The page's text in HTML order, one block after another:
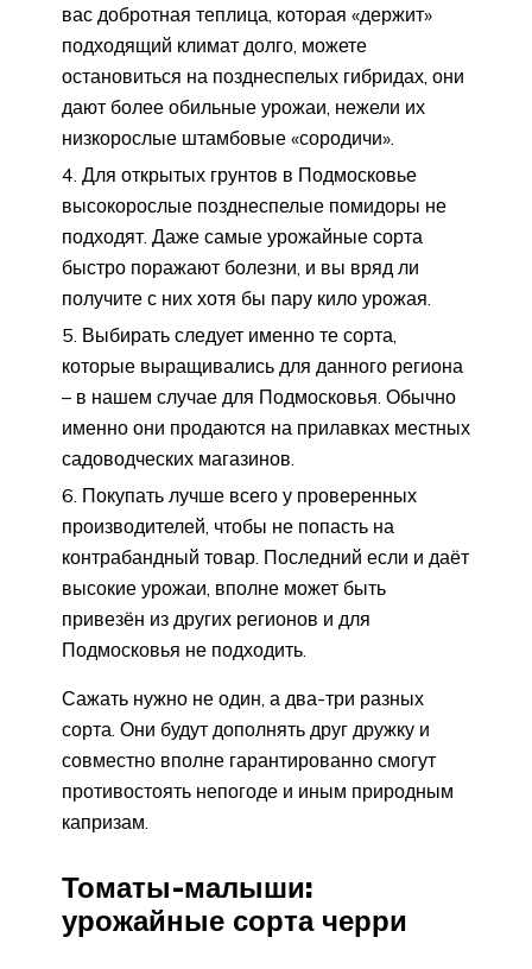
вас добротная теплица, которая «держит»
подходящий климат долго, можете
остановиться на позднеспелых гибридах, они
дают более обильные урожаи, нежели их
низкорослые штамбовые «сородичи».
Для открытых грунтов в Подмосковье
высокорослые позднеспелые помидоры не
подходят. Даже самые урожайные сорта
быстро поражают болезни, и вы вряд ли
получите с них хотя бы пару кило урожая.
Выбирать следует именно те сорта,
которые выращивались для данного региона
– в нашем случае для Подмосковья. Обычно
именно они продаются на прилавках местных
садоводческих магазинов.
Покупать лучше всего у проверенных
производителей, чтобы не попасть на
контрабандный товар. Последний если и даёт
высокие урожаи, вполне может быть
привезён из других регионов и для
Подмосковья не подходить.
Сажать нужно не один, а два-три разных
сорта. Они будут дополнять друг дружку и
совместно вполне гарантированно смогут
противостоять непогоде и иным природным
капризам.
Томаты-малыши:
урожайные сорта черри